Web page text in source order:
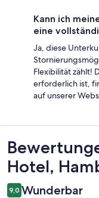
Kann ich
eine
Ja, diese
Flexibilität zählt!
erforderlich ist,
auf unserer
Hotel,
9,0 Wunderbar